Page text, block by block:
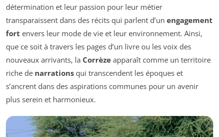
détermination et leur passion pour leur métier
transparaissent dans des récits qui parlent d’un engagement
fort envers leur mode de vie et leur environnement. Ainsi,
que ce soit à travers les pages d’un livre ou les voix des
nouveaux arrivants, la Corrèze apparaît comme un territoire
riche de narrations qui transcendent les époques et
s’ancrent dans des aspirations communes pour un avenir
plus serein et harmonieux.